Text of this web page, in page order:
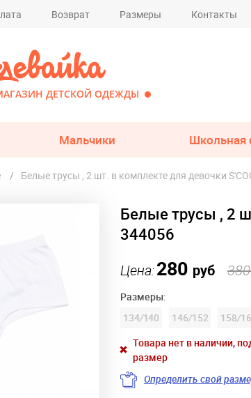
Возврат Размеры Контакты
ДЕТСКОЙ ОДЕЖДЫ
Мальчики Школьная
Белые трусы , 2 шт. в комплекте для девочки
Белые трусы , 2
344056
Цена:280 руб
Размеры:
134/140 146/152 158/
Товара нет в наличии,
размер
Определить свой